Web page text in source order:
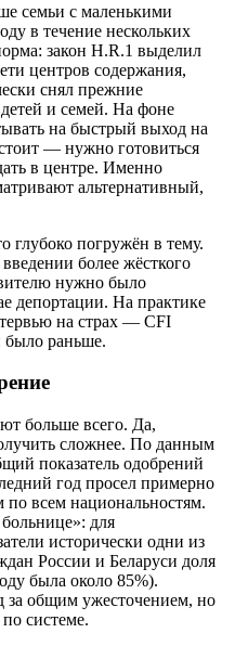
семьи с маленькими
в течение нескольких
закон H.R.1 выделил
центров содержания,
снял прежние
и семей. На фоне
на быстрый выход на
— нужно готовиться
в центре. Именно
альтернативный,
глубоко погружён в тему.
более жёсткого
нужно было
депортации. На практике
на страх — CFI
было раньше.
больше всего. Да,
сложнее. По данным
показатель одобрений
год просел примерно
всем национальностям.
для
исторически одни из
России и Беларуси доля
была около 85%).
за общим ужесточением, но
системе.